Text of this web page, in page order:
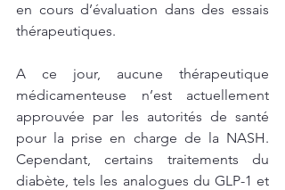
en cours d’évaluation dans des essais
thérapeutiques.
A ce jour, aucune thérapeutique
médicamenteuse n’est actuellement
approuvée par les autorités de santé
pour la prise en charge de la NASH.
Cependant, certains traitements du
diabète, tels les analogues du GLP-1 et